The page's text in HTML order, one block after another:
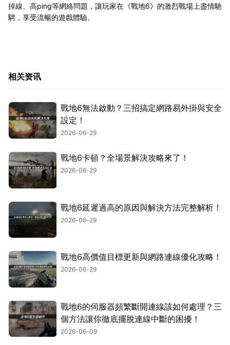
掉線、高ping等網絡問題，讓玩家在《戰地6》的激烈戰場上盡情馳
騁，享受流暢的遊戲體驗。
相关资讯
戰地6無法啟動？三招搞定網路易外掛與安全
設定！
2026-06-29
戰地6卡頓？全場景解決攻略來了！
2026-06-29
戰地6延遲過高的原因與解決方法完整解析！
2026-06-29
戰地6高價值目標更新與網路連線優化攻略！
2026-06-29
戰地6的伺服器頻繁斷開連線該如何處理？三
個方法讓你徹底擺脫連線中斷的困擾！
2026-06-09